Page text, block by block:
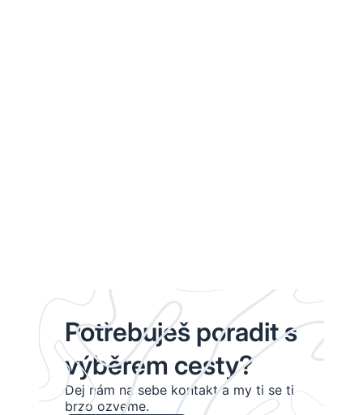
Potřebuješ poradit s
výběrem cesty?
Dej nám na sebe kontakt a my ti se ti
brzo ozveme.